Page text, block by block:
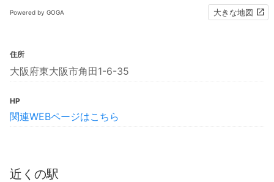
Powered by GOGA 大きな地図
住所
大阪府東大阪市角田1-6-35
HP
関連WEBページはこちら
近くの駅